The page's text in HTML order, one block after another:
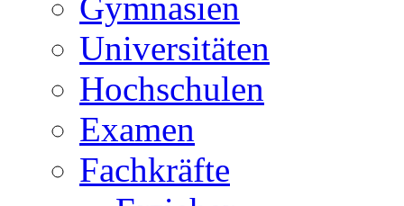
Gymnasien
Universitäten
Hochschulen
Examen
Fachkräfte